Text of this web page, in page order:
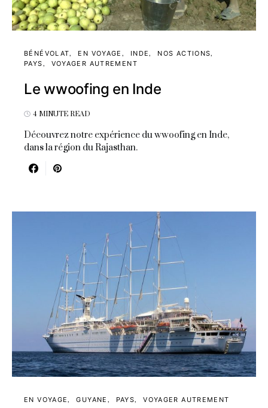
BÉNÉVOLAT EN VOYAGE INDE
NOS ACTIONS
PAYS
VOYAGER AUTREMENT
Le wwoofing en Inde
4 MINUTE READ
Découvrez notre expérience du wwoofing en Inde,
dans la région du Rajasthan.
EN VOYAGE GUYANE PAYS VOYAGER AUTREMENT